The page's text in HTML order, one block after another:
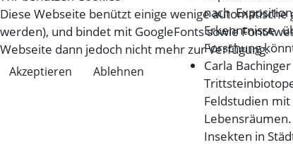
nach
Erkenntnisse
Forschung
Carla
Feldstudien
Insekten in
Diese Webseite benützt einige wenige
werden), und bindet mit GoogleFonts sowie
Webseite dann jedoch nicht mehr zur Verfügung.
Akzeptieren Ablehnen